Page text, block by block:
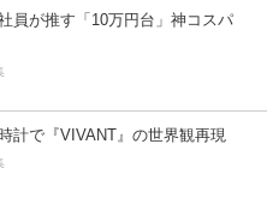
員が推す「10万円台」神コスパ
計で『VIVANT』の世界観再現